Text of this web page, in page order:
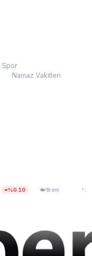
Spor
Namaz Vakitleri
Brent $83,47 %0.00